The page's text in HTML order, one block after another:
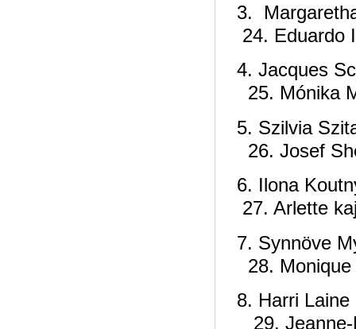
3.
24. Eduardo
4.
25. Mónika
5.
26. Josef
6. Ilona
27. Arlette
7.
28. Monique
8.
29. Jeanne-